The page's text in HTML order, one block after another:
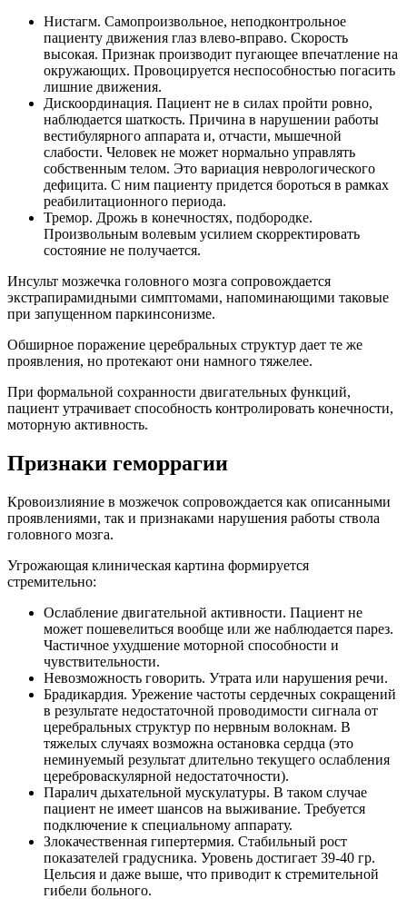
Нистагм. Самопроизвольное, неподконтрольное
пациенту движения глаз влево-вправо. Скорость
высокая. Признак производит пугающее впечатление на
окружающих. Провоцируется неспособностью погасить
лишние движения.
Дискоординация. Пациент не в силах пройти ровно,
наблюдается шаткость. Причина в нарушении работы
вестибулярного аппарата и, отчасти, мышечной
слабости. Человек не может нормально управлять
собственным телом. Это вариация неврологического
дефицита. С ним пациенту придется бороться в рамках
реабилитационного периода.
Тремор. Дрожь в конечностях, подбородке.
Произвольным волевым усилием скорректировать
состояние не получается.
Инсульт мозжечка головного мозга сопровождается
экстрапирамидными симптомами, напоминающими таковые
при запущенном паркинсонизме.
Обширное поражение церебральных структур дает те же
проявления, но протекают они намного тяжелее.
При формальной сохранности двигательных функций,
пациент утрачивает способность контролировать конечности,
моторную активность.
Признаки геморрагии
Кровоизлияние в мозжечок сопровождается как описанными
проявлениями, так и признаками нарушения работы ствола
головного мозга.
Угрожающая клиническая картина формируется
стремительно:
Ослабление двигательной активности. Пациент не
может пошевелиться вообще или же наблюдается парез.
Частичное ухудшение моторной способности и
чувствительности.
Невозможность говорить. Утрата или нарушения речи.
Брадикардия. Урежение частоты сердечных сокращений
в результате недостаточной проводимости сигнала от
церебральных структур по нервным волокнам. В
тяжелых случаях возможна остановка сердца (это
неминуемый результат длительно текущего ослабления
цереброваскулярной недостаточности).
Паралич дыхательной мускулатуры. В таком случае
пациент не имеет шансов на выживание. Требуется
подключение к специальному аппарату.
Злокачественная гипертермия. Стабильный рост
показателей градусника. Уровень достигает 39-40 гр.
Цельсия и даже выше, что приводит к стремительной
гибели больного.